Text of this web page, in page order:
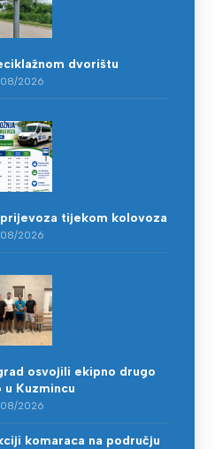
dvorištu
2026
tijekom kolovoza
2026
osvojili ekipno drugo
u Kuzmincu
2026
komaraca na području